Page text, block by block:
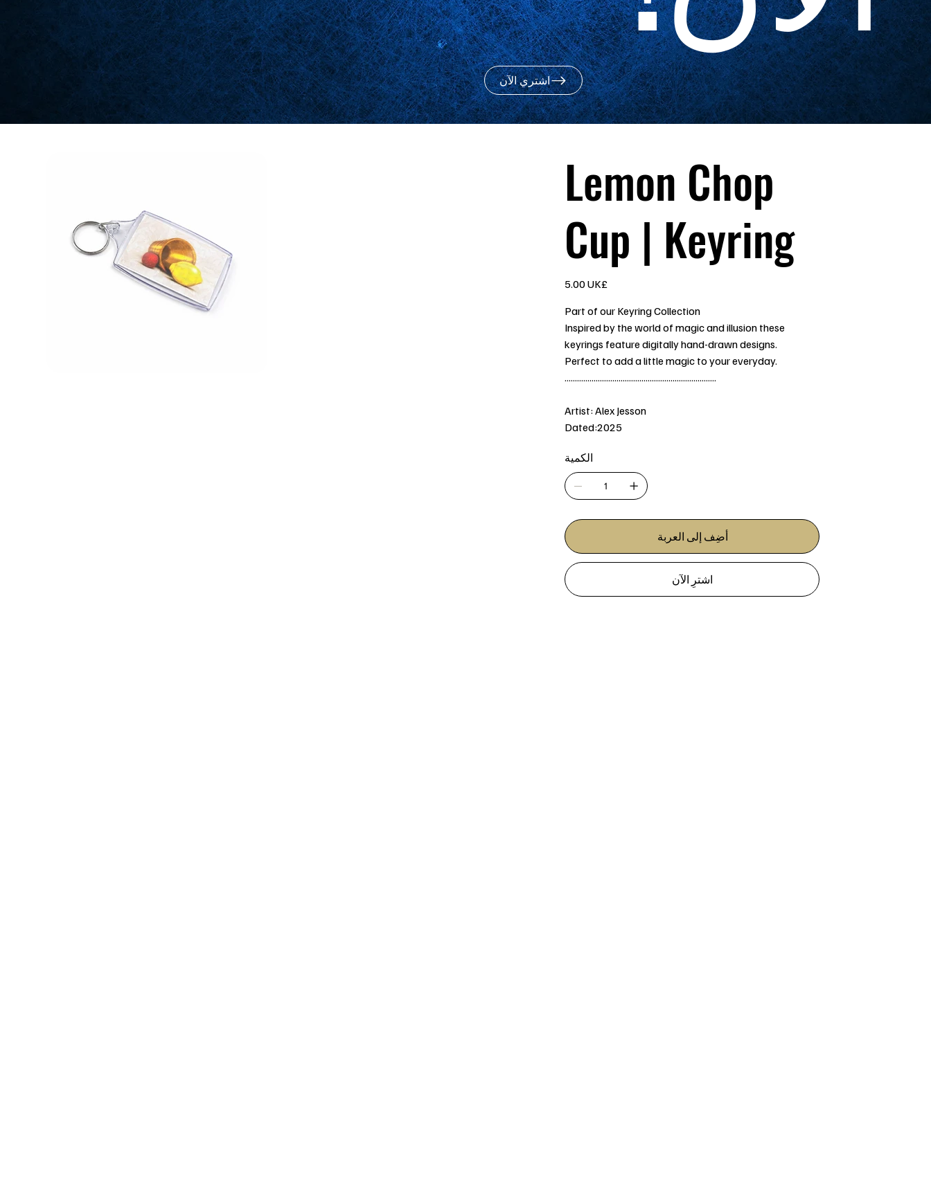
Lemon Chop
Cup | Keyring
‏5.00 UK£
Part of our Keyring Collection
Inspired by the world of magic and illusion these
keyrings feature digitally hand-drawn designs.
Perfect to add a little magic to your everyday.
.........................................................................
Artist: Alex Jesson
Dated:2025
الكمية
أضِف إلى العربة
اشترِ الآن
اشتري الآن